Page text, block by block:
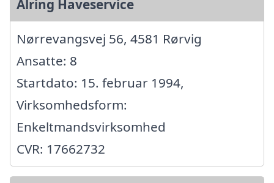
Alring Haveservice
Nørrevangsvej 56, 4581 Rørvig
Ansatte: 8
Startdato: 15. februar 1994,
Virksomhedsform:
Enkeltmandsvirksomhed
CVR: 17662732